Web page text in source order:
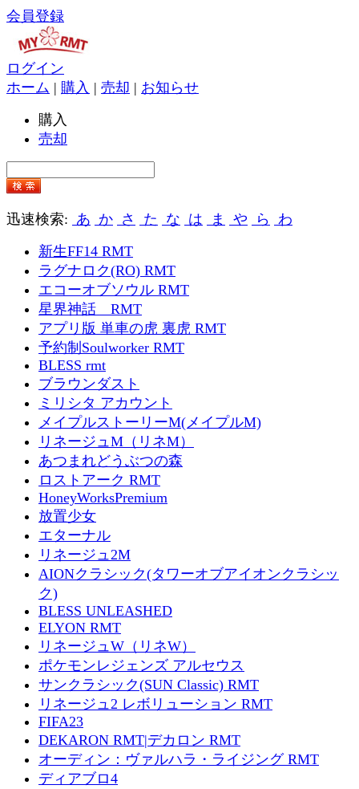
会員登録
ログイン
ホーム | 購入 | 売却 | お知らせ
購入
売却
迅速検索: あ か さ た な は ま や ら わ
新生FF14 RMT
ラグナロク(RO) RMT
エコーオブソウル RMT
星界神話 RMT
アプリ版 単車の虎 裏虎 RMT
予約制Soulworker RMT
BLESS rmt
ブラウンダスト
ミリシタ アカウント
メイプルストーリーM(メイプルM)
リネージュM（リネM）
あつまれどうぶつの森
ロストアーク RMT
HoneyWorksPremium
放置少女
エターナル
リネージュ2M
AIONクラシック(タワーオブアイオンクラシッ
ク)
BLESS UNLEASHED
ELYON RMT
リネージュW（リネW）
ポケモンレジェンズ アルセウス
サンクラシック(SUN Classic) RMT
リネージュ2 レボリューション RMT
FIFA23
DEKARON RMT|デカロン RMT
オーディン：ヴァルハラ・ライジング RMT
ディアブロ4